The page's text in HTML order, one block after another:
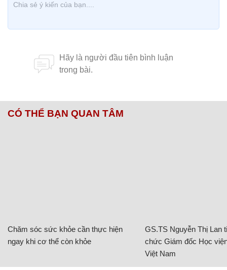
CÓ THỂ BẠN QUAN TÂM
Chăm sóc sức khỏe cần thực hiện
ngay khi cơ thể còn khỏe
GS.TS Nguyễn Thị Lan
chức Giám đốc Học
Việt Nam